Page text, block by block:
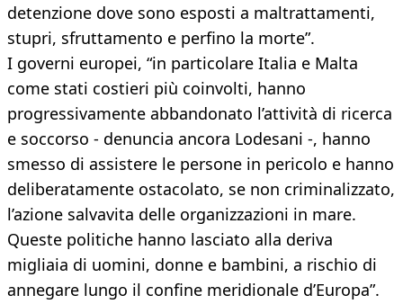
detenzione dove sono esposti a maltrattamenti,
stupri, sfruttamento e perfino la morte”.
I governi europei, “in particolare Italia e Malta
come stati costieri più coinvolti, hanno
progressivamente abbandonato l’attività di ricerca
e soccorso - denuncia ancora Lodesani -, hanno
smesso di assistere le persone in pericolo e hanno
deliberatamente ostacolato, se non criminalizzato,
l’azione salvavita delle organizzazioni in mare.
Queste politiche hanno lasciato alla deriva
migliaia di uomini, donne e bambini, a rischio di
annegare lungo il confine meridionale d’Europa”.